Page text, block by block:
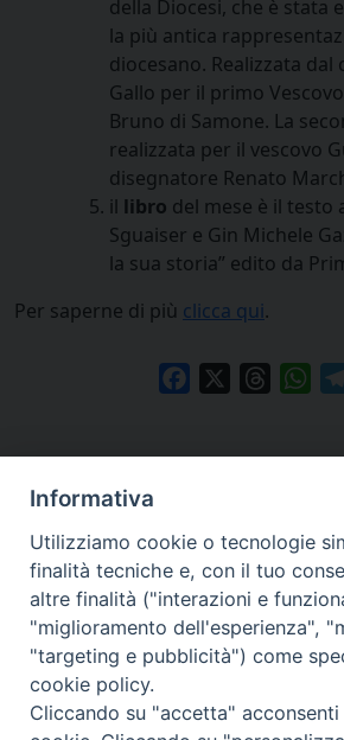
della Diocesi, che è stata
la più antica
diocesano. Realizzata
Gallo per il primo
Bruno di Samone. La
realizzata per il vescovo
disegnatore Renato
il libro del mese è il testo
Sguaiser e Gin Michele
la sua storia” edito da
Per saperne di più clicca qui.
Facebook Threads
Informativa
Utilizziamo cookie o tecnologie
finalità tecniche e, con il tuo
altre finalità ("interazioni e
"miglioramento dell'esperienza",
"targeting e pubblicità") come
cookie policy.
Cliccando su "accetta"